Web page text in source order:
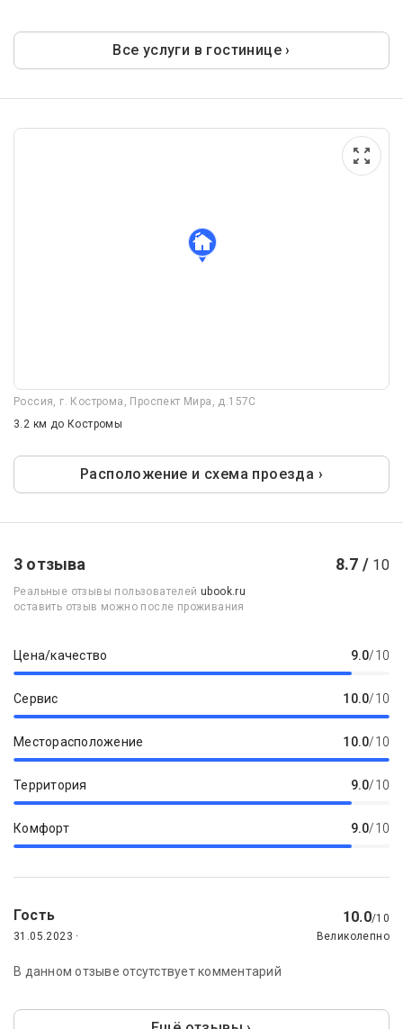
Все услуги в гостинице ›
Россия, г. Кострома, Проспект Мира, д.157С
3.2 км до Костромы
Расположение и схема проезда ›
3 отзыва 8.7 / 10
Реальные отзывы пользователейubook.ru
оставить отзыв можно после проживания
Цена/качество 9.0/10
Сервис 10.0/10
Месторасположение 10.0/10
Территория 9.0/10
Комфорт 9.0/10
Гость 10.0/10
31.05.2023 ·
Великолепно
В данном отзыве отсутствует комментарий